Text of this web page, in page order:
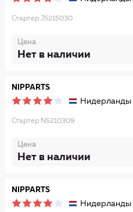
Стартер J5215030
Цена
Нет в наличии
NIPPARTS
Нидерланды
Стартер N5210309
Цена
Нет в наличии
NIPPARTS
Нидерланды